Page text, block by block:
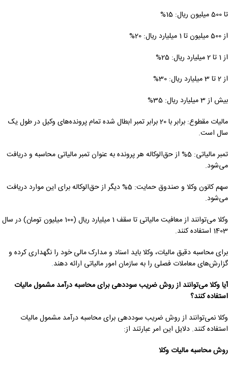
تا 500 میلیون ریال: 15%
از 500 میلیون تا 1 میلیارد ریال: 20%
از 1 تا 2 میلیارد ریال: 25%
از 2 تا 3 میلیارد ریال: 30%
بیش از 3 میلیارد ریال: 35%
مالیات مقطوع: برابر با 20 برابر تمبر ابطال شده تمام پرونده‌های وکیل در طول یک
سال است.
تمبر مالیاتی: 5% از حق‌الوکاله هر پرونده به عنوان تمبر مالیاتی محاسبه و دریافت
می‌شود.
سهم کانون وکلا و صندوق حمایت: 5% دیگر از حق‌الوکاله برای این موارد دریافت
می‌شود.
وکلا می‌توانند از معافیت مالیاتی تا سقف 1 میلیارد ریال (100 میلیون تومان) در سال
1403 استفاده کنند.
برای محاسبه دقیق مالیات، وکلا باید اسناد و مدارک مالی خود را نگهداری کرده و
گزارش‌های معاملات فصلی را به سازمان امور مالیاتی ارائه دهند.
آیا وکلا می‌توانند از روش ضریب سوددهی برای محاسبه درآمد مشمول مالیات
استفاده کنند؟
وکلا نمی‌توانند از روش ضریب سوددهی برای محاسبه درآمد مشمول مالیات
استفاده کنند. دلایل این امر عبارتند از:
روش محاسبه مالیات وکلا